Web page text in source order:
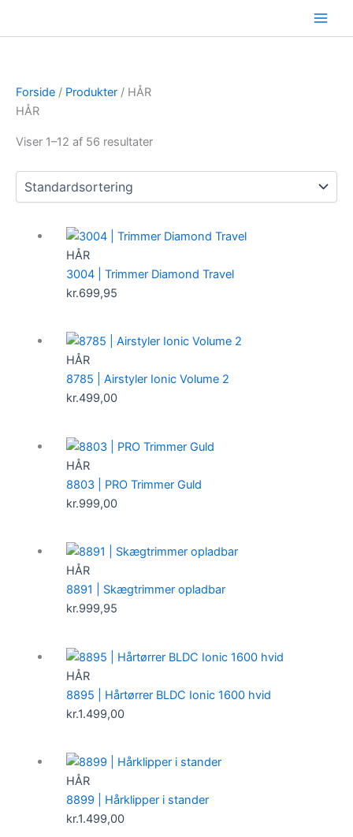
Forside / Produkter / HÅR
HÅR
Viser 1–12 af 56 resultater
HÅR
3004 | Trimmer Diamond Travel
kr.699,95
HÅR
8785 | Airstyler Ionic Volume 2
kr.499,00
HÅR
8803 | PRO Trimmer Guld
kr.999,00
HÅR
8891 | Skægtrimmer opladbar
kr.999,95
HÅR
8895 | Hårtørrer BLDC Ionic 1600 hvid
kr.1.499,00
HÅR
8899 | Hårklipper i stander
kr.1.499,00